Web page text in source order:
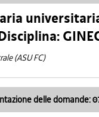
(ASU FC)
delle domande: